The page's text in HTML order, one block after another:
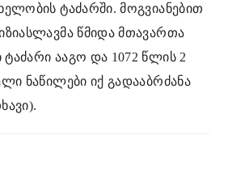
ტაძარში. მოგვიანებით
წმიდა მთავართა
ააგო და 1072 წლის 2
ნაწილები იქ გადააბრძანა